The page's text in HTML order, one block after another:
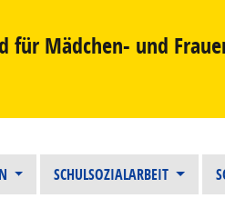
für Mädchen- und
SCHULSOZIALARBEIT